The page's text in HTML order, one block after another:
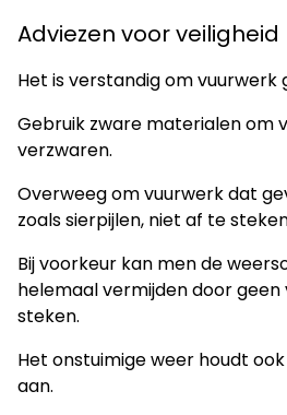
Adviezen voor veiligheid
Het is verstandig om vuurwerk
Gebruik zware materialen om
verzwaren.
Overweeg om vuurwerk dat
zoals sierpijlen, niet af te
Bij voorkeur kan men de
helemaal vermijden door
steken.
Het onstuimige weer houdt
aan.